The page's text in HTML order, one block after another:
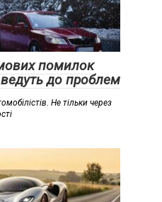
помилок
ведуть до проблем
Не тільки через